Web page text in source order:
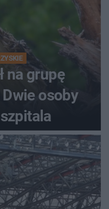
na grupę
osoby